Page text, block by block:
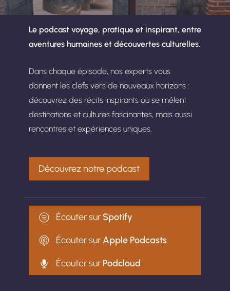
Le podcast voyage, pratique et inspirant, entre
aventures humaines et découvertes culturelles.
Dans chaque épisode, nos experts vous
donnent les clefs vers de nouveaux horizons :
découvrez des récits inspirants où se mêlent
destinations et cultures fascinantes, mais aussi
rencontres et expériences uniques.
Découvrez notre podcast
Écouter sur Spotify
Écouter sur Apple Podcasts
Écouter sur Podcloud